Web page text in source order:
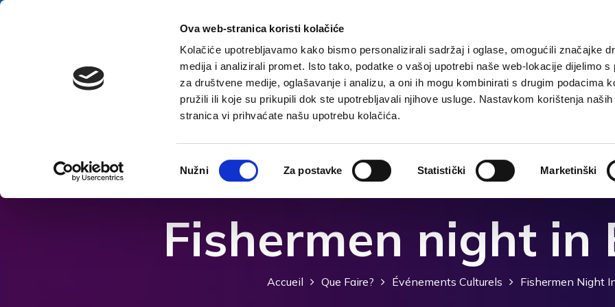
Ova web-stranica koristi kolačiće
Kolačiće upotrebljavamo kako bismo personalizirali sadržaj i oglase, omogućili značajke
medija i analizirali promet. Isto tako, podatke o vašoj upotrebi naše web-lokacije dijelimo s
za društvene medije, oglašavanje i analizu, a oni ih mogu kombinirati s drugim podacima
pružili ili koje su prikupili dok ste upotrebljavali njihove usluge. Nastavkom korištenja
stranica vi prihvaćate našu upotrebu kolačića.
pristanka
Nužni Za postavke Statistički Marketinški
Aller au contenu
Accueil Destination Hebergement Que faire?
Fishermen night in
Accueil Que Faire? Événements Culturels Fishermen Night